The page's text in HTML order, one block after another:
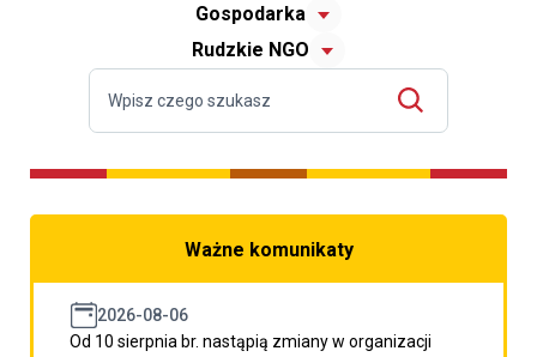
Gospodarka
Rudzkie NGO
Ważne komunikaty
2026-08-06
Od 10 sierpnia br. nastąpią zmiany w organizacji